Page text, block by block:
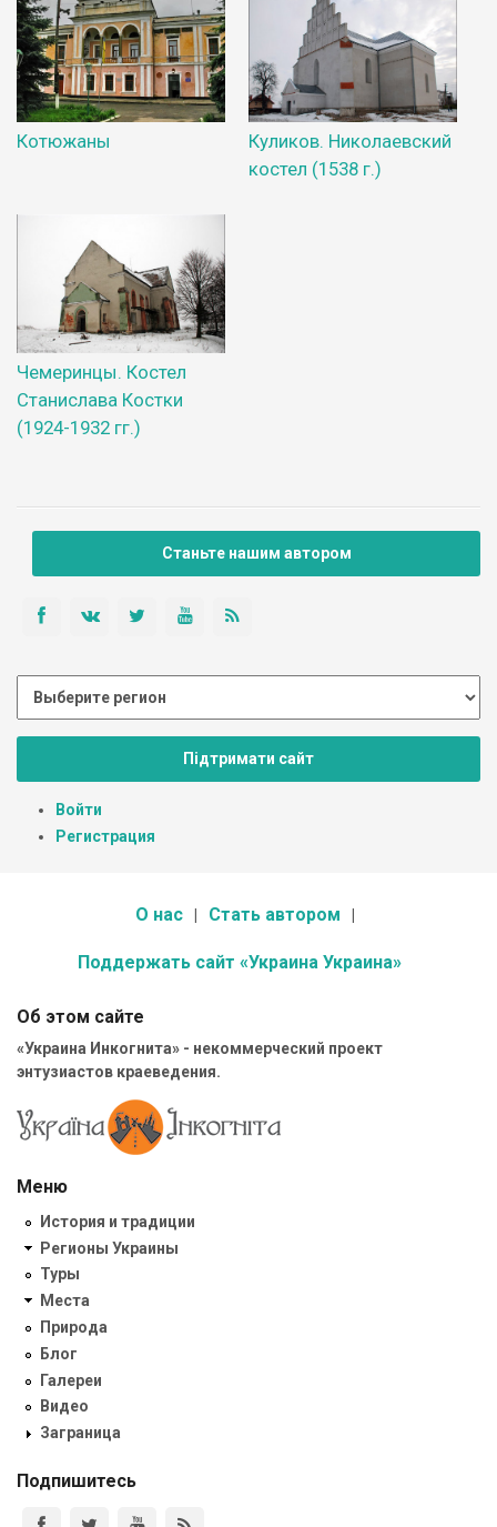
Котюжаны
Куликов. Николаевский
костел (1538 г.)
Чемеринцы. Костел
Станислава Костки
(1924-1932 гг.)
Станьте нашим автором
Підтримати сайт
Войти
Регистрация
О нас Стать автором
Поддержать сайт «Украина Украина»
Об этом сайте
«Украина Инкогнита» - некоммерческий проект
энтузиастов краеведения.
Меню
История и традиции
Регионы Украины
Туры
Места
Природа
Блог
Галереи
Видео
Заграница
Подпишитесь